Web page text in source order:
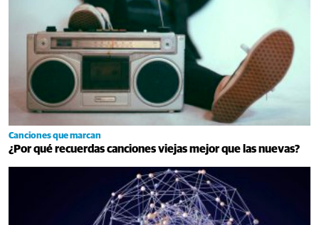
Canciones que marcan
¿Por qué recuerdas canciones viejas mejor que las nuevas?